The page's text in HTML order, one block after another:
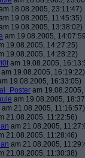
18.08.2005, 23:11:47)
19.08.2005, 11:45:35)
19.08.2005, 13:38:02)
am 19.08.2005,
19.08.2005, 14:27:25)
19.08.2005, 14:28:22)
am 19.08.2005,
am 19.08.2005, 16:19:22)
19.08.2005, 16:33:05)
am
am 19.08.2005,
am 21.08.2005, 11:16:57)
21.08.2005, 11:22:56)
am 21.08.2005,
21.08.2005, 11:28:46)
am 21.08.2005,
21.08.2005, 11:30:38)